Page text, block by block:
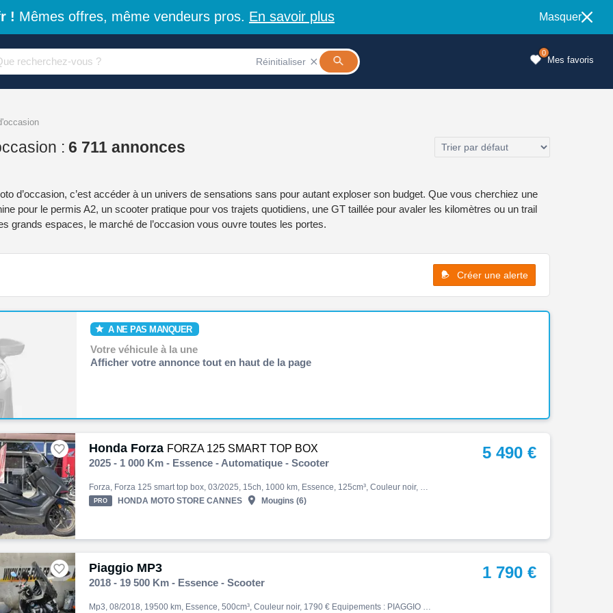
! Mêmes offres, même vendeurs pros. En savoir plus Masquer
Réinitialiser  Mes favoris
0
: 6 711 annonces
d’occasion, c’est accéder à un univers de sensations sans pour autant exploser son budget. Que vous cherchiez une
pour le permis A2, un scooter pratique pour vos trajets quotidiens, une GT taillée pour avaler les kilomètres ou un trail
grands espaces, le marché de l’occasion vous ouvre toutes les portes.
Créer une alerte
A NE PAS MANQUER
Votre véhicule à la une
Afficher votre annonce tout en haut de la page
Honda Forza FORZA 125 SMART TOP BOX

2025 - 1 000 Km - Essence - Automatique - Scooter
Forza, Forza 125 smart top box, 03/2025, 15ch, 1000 km, Essence, 125cm³, Couleur noir, Garantie constructeur, 5490 €
PRO HONDA MOTO STORE CANNES  Mougins (6)
5 490 €
Piaggio MP3

2018 - 19 500 Km - Essence - Scooter
Mp3, 08/2018, 19500 km, Essence, 500cm³, Couleur noir, 1790 € Equipements : PIAGGIO MP3 500 LT HPE Scooter accidenté à l'avant vendu en procédure RSV Pour garage ou export Non démarré car neiman HS Réf 64921 Groupe BIKE ECO - POLE POSITION MOTO & PROVENCE MOTO CASSE Véhicules d'…
1 790 €